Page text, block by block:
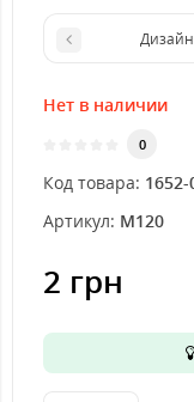
Нет в наличии
0
Код товара: 1652-
Артикул: M120
2 грн